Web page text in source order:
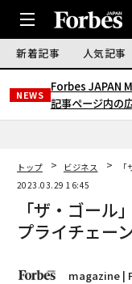
新着記事 人気記事
NEWS
Forbes JAPAN
記事ページ内の
トップ ビジネス
2023.03.29 16:45
「ザ・ゴー
プライチェー
magazine |